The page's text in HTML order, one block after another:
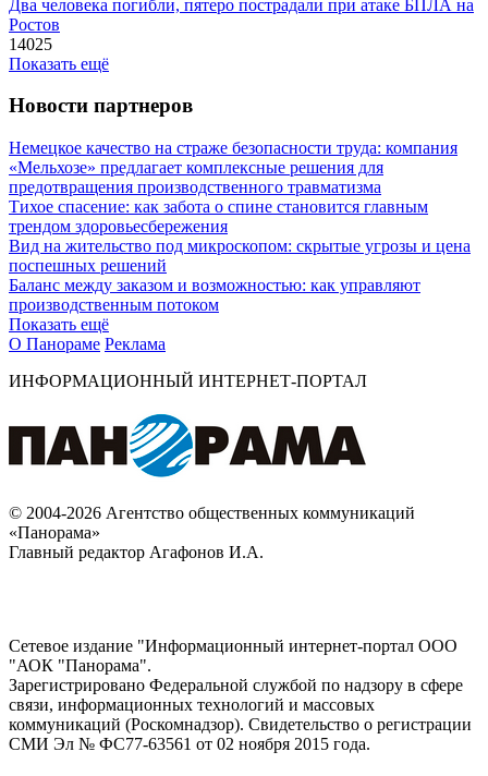
Два человека погибли, пятеро пострадали при атаке БПЛА на
Ростов
14025
Показать ещё
Новости партнеров
Немецкое качество на страже безопасности труда: компания
«Мельхозе» предлагает комплексные решения для
предотвращения производственного травматизма
Тихое спасение: как забота о спине становится главным
трендом здоровьесбережения
Вид на жительство под микроскопом: скрытые угрозы и цена
поспешных решений
Баланс между заказом и возможностью: как управляют
производственным потоком
Показать ещё
О Панораме Реклама
ИНФОРМАЦИОННЫЙ ИНТЕРНЕТ-ПОРТАЛ
© 2004-2026 Агентство общественных коммуникаций
«Панорама»
Главный редактор Агафонов И.А.
Сетевое издание "Информационный интернет-портал ООО
"АОК "Панорама".
Зарегистрировано Федеральной службой по надзору в сфере
связи, информационных технологий и массовых
коммуникаций (Роскомнадзор). Cвидетельство о регистрации
СМИ Эл № ФС77-63561 от 02 ноября 2015 года.